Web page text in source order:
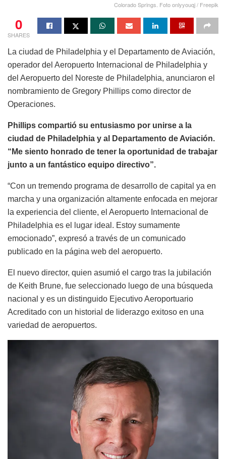
Colorado Springs. Foto onlyyouqj / Freepik
0
SHARES
La ciudad de Philadelphia y el Departamento de Aviación,
operador del Aeropuerto Internacional de Philadelphia y
del Aeropuerto del Noreste de Philadelphia, anunciaron el
nombramiento de Gregory Phillips como director de
Operaciones.
Phillips compartió su entusiasmo por unirse a la
ciudad de Philadelphia y al Departamento de Aviación.
“Me siento honrado de tener la oportunidad de trabajar
junto a un fantástico equipo directivo”.
“Con un tremendo programa de desarrollo de capital ya en
marcha y una organización altamente enfocada en mejorar
la experiencia del cliente, el Aeropuerto Internacional de
Philadelphia es el lugar ideal. Estoy sumamente
emocionado”, expresó a través de un comunicado
publicado en la página web del aeropuerto.
El nuevo director, quien asumió el cargo tras la jubilación
de Keith Brune, fue seleccionado luego de una búsqueda
nacional y es un distinguido Ejecutivo Aeroportuario
Acreditado con un historial de liderazgo exitoso en una
variedad de aeropuertos.